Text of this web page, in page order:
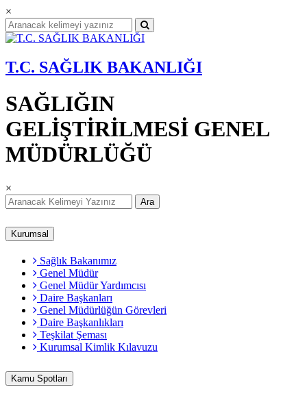
×
T.C. SAĞLIK BAKANLIĞI
SAĞLIĞIN
GELİŞTİRİLMESİ GENEL
MÜDÜRLÜĞÜ
×
Ara
Kurumsal
Sağlık Bakanımız
Genel Müdür
Genel Müdür Yardımcısı
Daire Başkanları
Genel Müdürlüğün Görevleri
Daire Başkanlıkları
Teşkilat Şeması
Kurumsal Kimlik Kılavuzu
Kamu Spotları